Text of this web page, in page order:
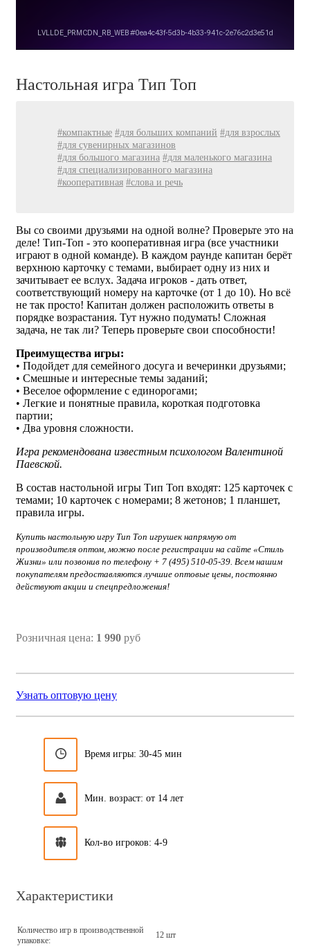
Настольная игра Тип Топ
#компактные #для больших компаний #для взрослых
#для сувенирных магазинов
#для большого магазина #для маленького магазина
#для специализированного магазина
#кооперативная #слова и речь
Вы со своими друзьями на одной волне? Проверьте это на
деле! Тип-Топ - это кооперативная игра (все участники
играют в одной команде). В каждом раунде капитан берёт
верхнюю карточку с темами, выбирает одну из них и
зачитывает ее вслух. Задача игроков - дать ответ,
соответствующий номеру на карточке (от 1 до 10). Но всё
не так просто! Капитан должен расположить ответы в
порядке возрастания. Тут нужно подумать! Сложная
задача, не так ли? Теперь проверьте свои способности!
Преимущества игры:
• Подойдет для семейного досуга и вечеринки друзьями;
• Смешные и интересные темы заданий;
• Веселое оформление с единорогами;
• Легкие и понятные правила, короткая подготовка
партии;
• Два уровня сложности.
Игра рекомендована известным психологом Валентиной
Паевской.
В состав настольной игры Тип Топ входят: 125 карточек с
темами; 10 карточек с номерами; 8 жетонов; 1 планшет,
правила игры.
Купить настольную игру Тип Топ игрушек напрямую от
производителя оптом, можно после регистрации на сайте «Стиль
Жизни» или позвонив по телефону + 7 (495) 510-05-39. Всем нашим
покупателям предоставляются лучшие оптовые цены, постоянно
действуют акции и спецпредложения!
Розничная цена: 1 990 руб
Узнать оптовую цену
Время игры: 30-45 мин
Мин. возраст: от 14 лет
Кол-во игроков: 4-9
Характеристики
Количество игр в производственной
упаковке:
12 шт